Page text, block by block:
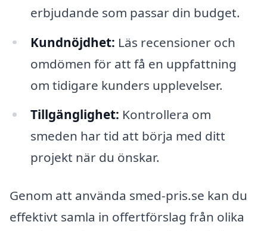
erbjudande som passar din budget.
Kundnöjdhet: Läs recensioner och
omdömen för att få en uppfattning
om tidigare kunders upplevelser.
Tillgänglighet: Kontrollera om
smeden har tid att börja med ditt
projekt när du önskar.
Genom att använda smed-pris.se kan du
effektivt samla in offertförslag från olika